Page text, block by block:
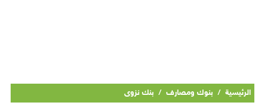
الرئيسية / بنوك ومصارف / بنك نزوى